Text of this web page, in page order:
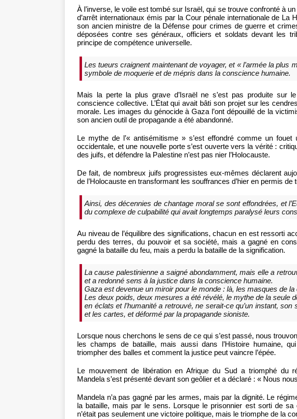
À l’inverse, le voile est tombé sur Israël, qui se trouve confronté à
d’arrêt internationaux émis par la Cour pénale internationale de La
son ancien ministre de la Défense pour crimes de guerre et
déposées contre ses généraux, officiers et soldats devant les
principe de compétence universelle.
Les tueurs craignent maintenant de voyager, et « l’armée la plus
symbole de moquerie et de mépris dans la conscience humaine.
Mais la perte la plus grave d’Israël ne s’est pas produite sur
conscience collective. L’État qui avait bâti son projet sur les
morale. Les images du génocide à Gaza l’ont dépouillé de la
son ancien outil de propagande a été abandonné.
Le mythe de l’« antisémitisme » s’est effondré comme un
occidentale, et une nouvelle porte s’est ouverte vers la vérité :
des juifs, et défendre la Palestine n’est pas nier l’Holocauste.
De fait, de nombreux juifs progressistes eux-mêmes déclarent
de l’Holocauste en transformant les souffrances d’hier en permis de
Ainsi, des décennies de chantage moral se sont effondrées, et
du complexe de culpabilité qui avait longtemps paralysé leurs
Au niveau de l’équilibre des significations, chacun en est ressorti
perdu des terres, du pouvoir et sa société, mais a gagné en
gagné la bataille du feu, mais a perdu la bataille de la signification.
La cause palestinienne a saigné abondamment, mais elle a
et a redonné sens à la justice dans la conscience humaine.
Gaza est devenue un miroir pour le monde : là, les masques de
Les deux poids, deux mesures a été révélé, le mythe de la seule
en éclats et l’humanité a retrouvé, ne serait-ce qu’un instant,
et les cartes, et déformé par la propagande sioniste.
Lorsque nous cherchons le sens de ce qui s’est passé, nous
les champs de bataille, mais aussi dans l’Histoire humaine,
triompher des balles et comment la justice peut vaincre l’épée.
Le mouvement de libération en Afrique du Sud a triomphé du
Mandela s’est présenté devant son geôlier et a déclaré : « Nous
Mandela n’a pas gagné par les armes, mais par la dignité. Le
la bataille, mais par le sens. Lorsque le prisonnier est sorti de
n’était pas seulement une victoire politique, mais le triomphe de la